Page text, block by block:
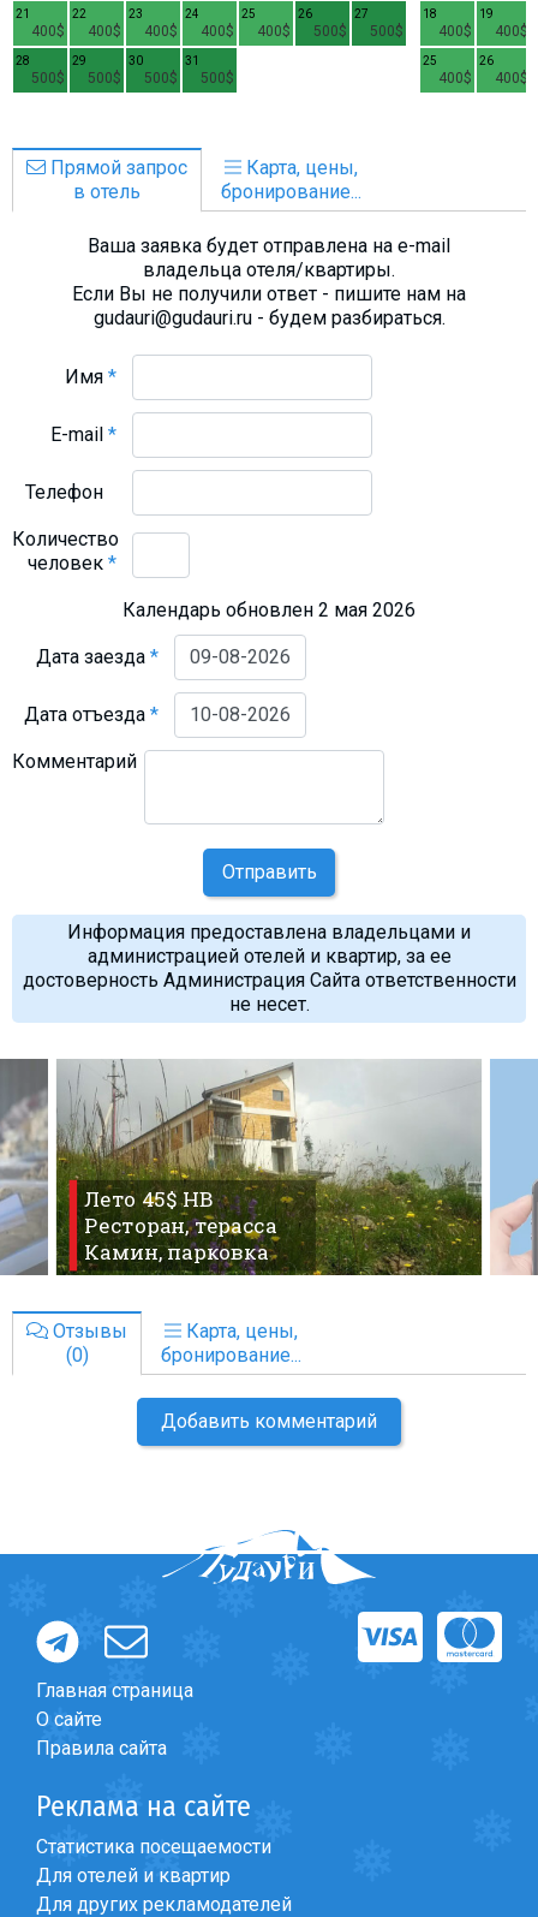
400$
21
400$
22
400$
23
400$
24
400$
25
500$
26
500$
27
500$
28
500$
29
500$
30
500$
31
400$
18
400$
19
400$
25
400$
26
Прямой запрос
в отель
Карта, цены,
бронирование...
Ваша заявка будет отправлена на e-mail
владельца отеля/квартиры.
Если Вы не получили ответ - пишите нам на
gudauri@gudauri.ru - будем разбираться.
Имя*
E-mail*
Телефон
Количество
человек*
Календарь обновлен 2 мая 2026
Дата заезда*
Дата отъезда*
Комментарий
Отправить
Информация предоставлена владельцами и
администрацией отелей и квартир, за ее
достоверность Администрация Сайта ответственности
не несет.
Лето 45$ HB
Ресторан, терасса
Камин, парковка
Отзывы
(0)
Карта, цены,
бронирование...
Добавить комментарий
Главная страница
О сайте
Правила сайта
Реклама на сайте
Статистика посещаемости
Для отелей и квартир
Для других рекламодателей